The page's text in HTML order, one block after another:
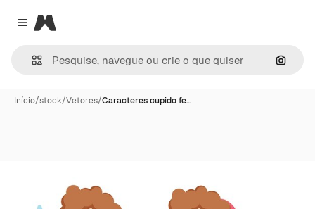
Close menu
Magnific
Início/stock/Vetores/Caracteres cupido fe…